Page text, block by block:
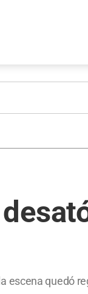
escena quedó